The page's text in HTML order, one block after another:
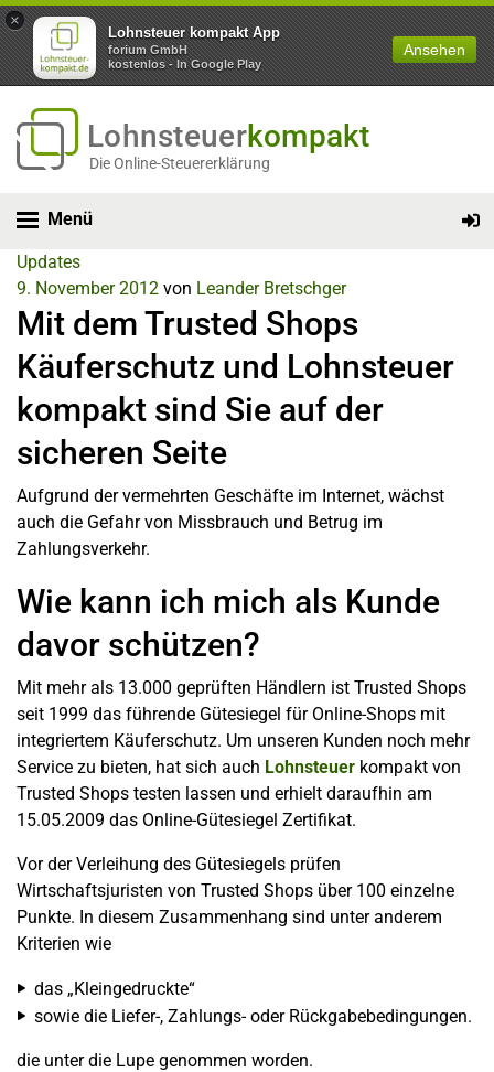
×
Lohnsteuer kompakt App
forium GmbH
kostenlos - In Google Play
Ansehen
Lohnsteuerkompakt
Die Online-Steuererklärung
Menü
Updates
9. November 2012 von Leander Bretschger
Mit dem Trusted Shops
Käuferschutz und Lohnsteuer
kompakt sind Sie auf der
sicheren Seite
Aufgrund der vermehrten Geschäfte im Internet, wächst
auch die Gefahr von Missbrauch und Betrug im
Zahlungsverkehr.
Wie kann ich mich als Kunde
davor schützen?
Mit mehr als 13.000 geprüften Händlern ist Trusted Shops
seit 1999 das führende Gütesiegel für Online-Shops mit
integriertem Käuferschutz. Um unseren Kunden noch mehr
Service zu bieten, hat sich auch Lohnsteuer kompakt von
Trusted Shops testen lassen und erhielt daraufhin am
15.05.2009 das Online-Gütesiegel Zertifikat.
Vor der Verleihung des Gütesiegels prüfen
Wirtschaftsjuristen von Trusted Shops über 100 einzelne
Punkte. In diesem Zusammenhang sind unter anderem
Kriterien wie
das „Kleingedruckte“
sowie die Liefer-, Zahlungs- oder Rückgabebedingungen.
die unter die Lupe genommen worden.